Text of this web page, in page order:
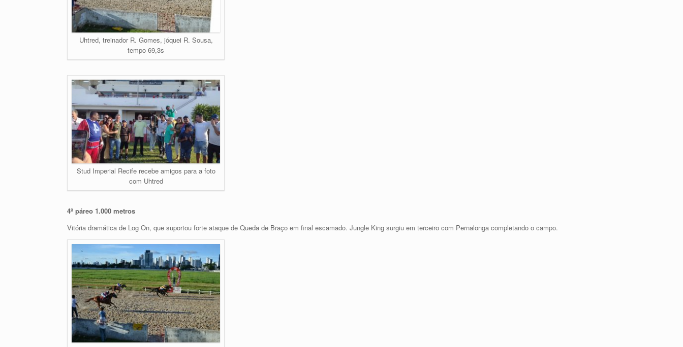
Uhtred, treinador R. Gomes, jóquei R. Sousa,
tempo 69,3s
Stud Imperial Recife recebe amigos para a foto
com Uhtred
4º páreo 1.000 metros
Vitória dramática de Log On, que suportou forte ataque de Queda de Braço em final escamado. Jungle King surgiu em terceiro com Pernalonga completando o campo.